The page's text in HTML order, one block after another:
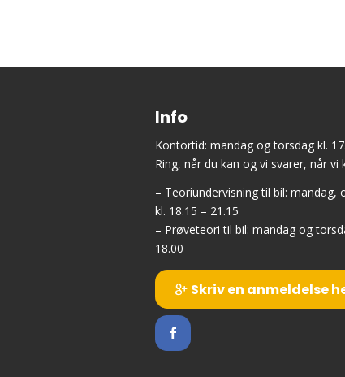
Info
Kontortid: mandag og torsdag kl.
Ring, når du kan og vi svarer, når vi
– Teoriundervisning til bil: mandag,
kl. 18.15 – 21.15
– Prøveteori til bil: mandag og
18.00
Skriv en anmeldelse